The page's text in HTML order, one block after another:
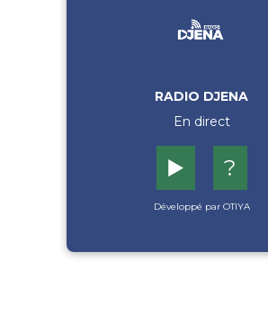
RADIO DJENA
En direct
▶️ ?
Développé par OTIYA